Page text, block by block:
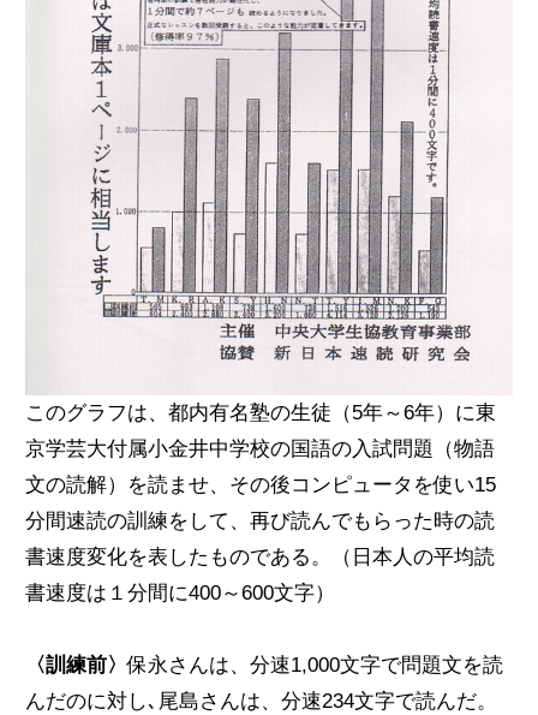
このグラフは、都内有名塾の生徒（5年～6年）に東
京学芸大付属小金井中学校の国語の入試問題（物語
文の読解）を読ませ、その後コンピュータを使い15
分間速読の訓練をして、再び読んでもらった時の読
書速度変化を表したものである。（日本人の平均読
書速度は１分間に400～600文字）
〈訓練前〉保永さんは、分速1,000文字で問題文を読
んだのに対し､尾島さんは、分速234文字で読んだ。